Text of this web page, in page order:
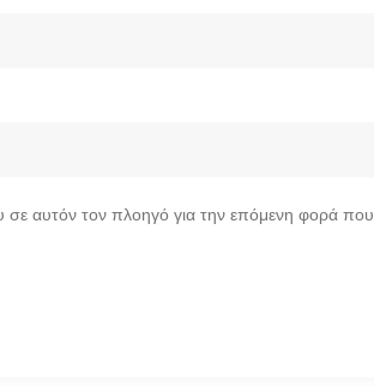
αυτόν τον πλοηγό για την επόμενη φορά που